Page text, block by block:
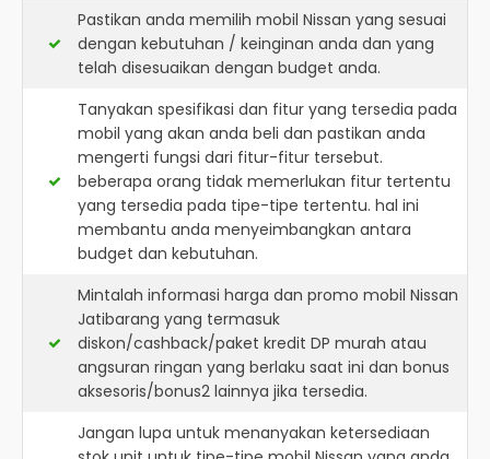
Pastikan anda memilih mobil Nissan yang sesuai
dengan kebutuhan / keinginan anda dan yang
telah disesuaikan dengan budget anda.
Tanyakan spesifikasi dan fitur yang tersedia pada
mobil yang akan anda beli dan pastikan anda
mengerti fungsi dari fitur-fitur tersebut.
beberapa orang tidak memerlukan fitur tertentu
yang tersedia pada tipe-tipe tertentu. hal ini
membantu anda menyeimbangkan antara
budget dan kebutuhan.
Mintalah informasi harga dan promo mobil Nissan
Jatibarang yang termasuk
diskon/cashback/paket kredit DP murah atau
angsuran ringan yang berlaku saat ini dan bonus
aksesoris/bonus2 lainnya jika tersedia.
Jangan lupa untuk menanyakan ketersediaan